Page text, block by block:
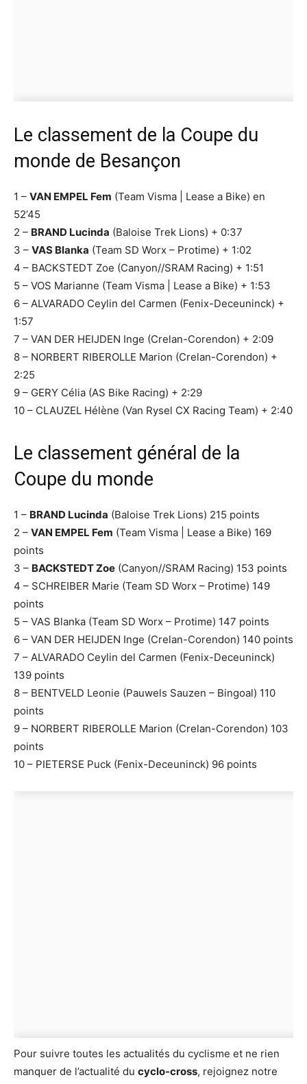
Le classement de la Coupe du
monde de Besançon
1 – VAN EMPEL Fem (Team Visma | Lease a Bike) en
52’45
2 – BRAND Lucinda (Baloise Trek Lions) + 0:37
3 – VAS Blanka (Team SD Worx – Protime) + 1:02
4 – BACKSTEDT Zoe (Canyon//SRAM Racing) + 1:51
5 – VOS Marianne (Team Visma | Lease a Bike) + 1:53
6 – ALVARADO Ceylin del Carmen (Fenix-Deceuninck) +
1:57
7 – VAN DER HEIJDEN Inge (Crelan-Corendon) + 2:09
8 – NORBERT RIBEROLLE Marion (Crelan-Corendon) +
2:25
9 – GERY Célia (AS Bike Racing) + 2:29
10 – CLAUZEL Hélène (Van Rysel CX Racing Team) + 2:40
Le classement général de la
Coupe du monde
1 – BRAND Lucinda (Baloise Trek Lions) 215 points
2 – VAN EMPEL Fem (Team Visma | Lease a Bike) 169
points
3 – BACKSTEDT Zoe (Canyon//SRAM Racing) 153 points
4 – SCHREIBER Marie (Team SD Worx – Protime) 149
points
5 – VAS Blanka (Team SD Worx – Protime) 147 points
6 – VAN DER HEIJDEN Inge (Crelan-Corendon) 140 points
7 – ALVARADO Ceylin del Carmen (Fenix-Deceuninck)
139 points
8 – BENTVELD Leonie (Pauwels Sauzen – Bingoal) 110
points
9 – NORBERT RIBEROLLE Marion (Crelan-Corendon) 103
points
10 – PIETERSE Puck (Fenix-Deceuninck) 96 points
Pour suivre toutes les actualités du cyclisme et ne rien
manquer de l’actualité du cyclo-cross, rejoignez notre